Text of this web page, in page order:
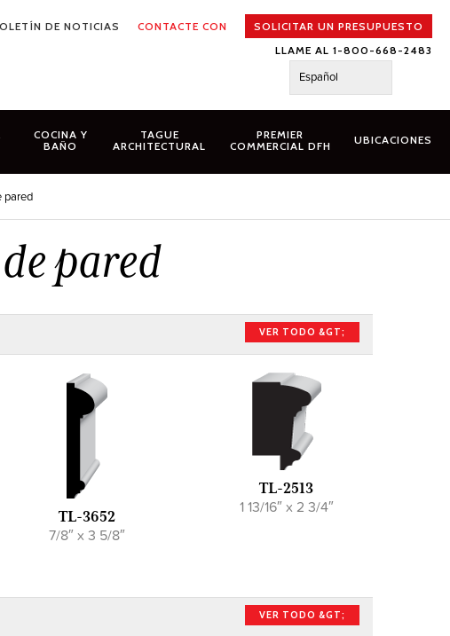
DE NOTICIAS CONTACTE CON
SOLICITAR UN PRESUPUESTO
LLAME AL 1-800-668-2483
Español
COCINA Y
BAÑO
TAGUE
ARCHITECTURAL
PREMIER
COMMERCIAL DFH
UBICACIONES
pared
pared
VER TODO &GT;
TL-3652
7/8″ x 3 5/8″
TL-2513
1 13/16″ x 2 3/4″
VER TODO &GT;